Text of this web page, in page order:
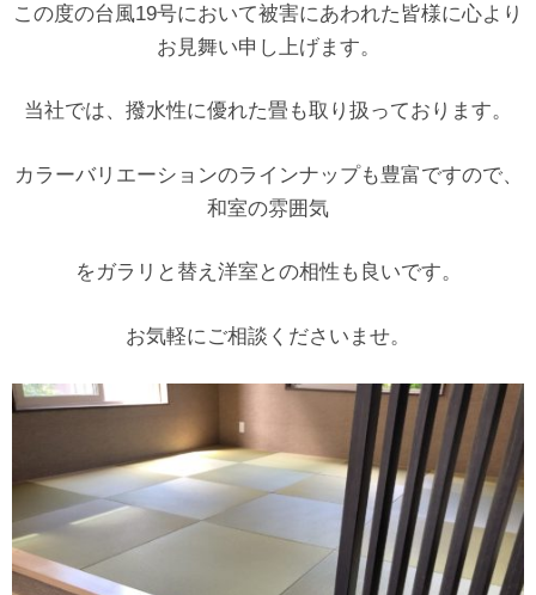
この度の台風19号において被害にあわれた皆様に心より
お見舞い申し上げます。
当社では、撥水性に優れた畳も取り扱っております。
カラーバリエーションのラインナップも豊富ですので、
和室の雰囲気
をガラリと替え洋室との相性も良いです。
お気軽にご相談くださいませ。